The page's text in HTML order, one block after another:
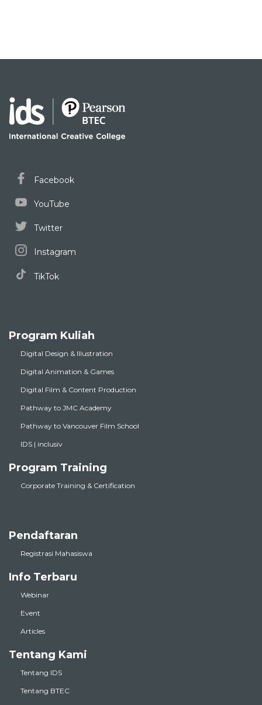
Facebook
YouTube
Twitter
Instagram
TikTok
Program Kuliah
Digital Design & Illustration
Digital Animation & Games
Digital Film & Content Production
Pathway to JMC Academy
Pathway to Vancouver Film School
IDS | inclusiv
Program Training
Corporate Training & Certification
Pendaftaran
Registrasi Mahasiswa
Info Terbaru
Webinar
Event
Articles
Tentang Kami
Tentang IDS
Tentang BTEC